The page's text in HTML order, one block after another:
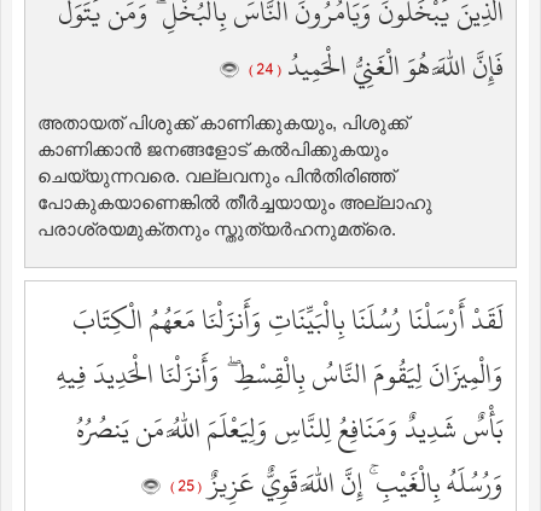
الَّذِينَ يَبْخَلُونَ وَيَأْمُرُونَ النَّاسَ بِالْبُخْلِ ۗ وَمَن يَتَوَلَّ
فَإِنَّ اللَّهَ هُوَ الْغَنِيُّ الْحَمِيدُ ( 24 )
അതായത് പിശുക്ക് കാണിക്കുകയും, പിശുക്ക്
കാണിക്കാന്‍ ജനങ്ങളോട് കല്‍പിക്കുകയും
ചെയ്യുന്നവരെ. വല്ലവനും പിന്‍തിരിഞ്ഞ്
പോകുകയാണെങ്കില്‍ തീര്‍ച്ചയായും അല്ലാഹു
പരാശ്രയമുക്തനും സ്തുത്യര്‍ഹനുമത്രെ.
لَقَدْ أَرْسَلْنَا رُسُلَنَا بِالْبَيِّنَاتِ وَأَنزَلْنَا مَعَهُمُ الْكِتَابَ
وَالْمِيزَانَ لِيَقُومَ النَّاسُ بِالْقِسْطِ ۖ وَأَنزَلْنَا الْحَدِيدَ فِيهِ
بَأْسٌ شَدِيدٌ وَمَنَافِعُ لِلنَّاسِ وَلِيَعْلَمَ اللَّهُ مَن يَنصُرُهُ
وَرُسُلَهُ بِالْغَيْبِ ۚ إِنَّ اللَّهَ قَوِيٌّ عَزِيزٌ( 25 )